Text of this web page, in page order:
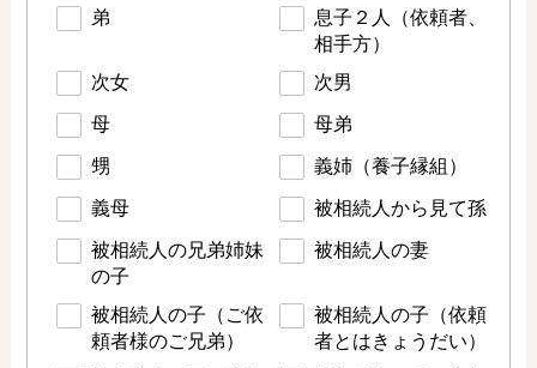
弟
息子２人（依頼者、
相手方）
次女
次男
母 母弟
甥 義姉（養子縁組）
義母 被相続人から見て孫
被相続人の兄弟姉妹
の子
被相続人の妻
被相続人の子（ご依
頼者様のご兄弟）
被相続人の子（依頼
者とはきょうだい）